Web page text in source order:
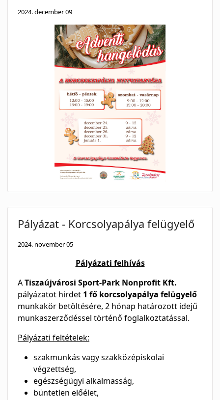
2024. december 09
Pályázat - Korcsolyapálya felügyelő
2024. november 05
Pályázati felhívás
ATiszaújvárosi Sport-Park Nonprofit Kft.
pályázatot hirdet 1 fő korcsolyapálya felügyelő
munkakör betöltésére, 2 hónap határozott idejű
munkaszerződéssel történő foglalkoztatással.
Pályázati feltételek:
szakmunkás vagy szakközépiskolai
végzettség,
egészségügyi alkalmasság,
büntetlen előélet,